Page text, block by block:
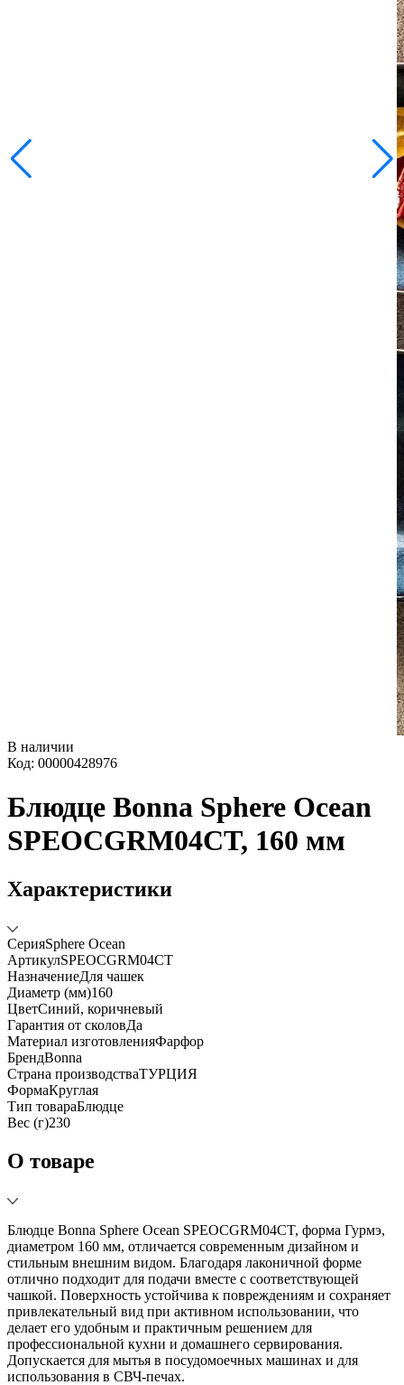
В наличии
Код: 00000428976
Блюдце Bonna Sphere Ocean
SPEOCGRM04CT, 160 мм
Характеристики
СерияSphere Ocean
АртикулSPEOCGRM04CT
НазначениеДля чашек
Диаметр (мм)160
ЦветСиний, коричневый
Гарантия от сколовДа
Материал изготовленияФарфор
БрендBonna
Страна производстваТУРЦИЯ
ФормаКруглая
Тип товараБлюдце
Вес (г)230
О товаре
Блюдце Bonna Sphere Ocean SPEOCGRM04CT, форма Гурмэ,
диаметром 160 мм, отличается современным дизайном и
стильным внешним видом. Благодаря лаконичной форме
отлично подходит для подачи вместе с соответствующей
чашкой. Поверхность устойчива к повреждениям и сохраняет
привлекательный вид при активном использовании, что
делает его удобным и практичным решением для
профессиональной кухни и домашнего сервирования.
Допускается для мытья в посудомоечных машинах и для
использования в СВЧ-печах.